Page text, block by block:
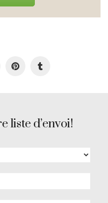
liste d’envoi!